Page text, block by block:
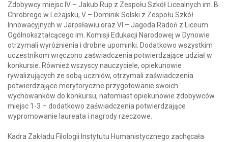
Zdobywcy miejsc IV – Jakub Rup z Zespołu Szkół Licealnych im. B.
Chrobrego w Leżajsku, V – Dominik Solski z Zespołu Szkół
Innowacyjnych w Jarosławiu oraz VI – Jagoda Radoń z Liceum
Ogólnokształcącego im. Komisji Edukacji Narodowej w Dynowie
otrzymali wyróżnienia i drobne upominki. Dodatkowo wszystkim
uczestnikom wręczono zaświadczenia potwierdzające udział w
konkursie. Również wszyscy nauczyciele, opiekunowie
rywalizujących ze sobą uczniów, otrzymali zaświadczenia
potwierdzające merytoryczne przygotowanie swoich
wychowanków do konkursu, natomiast opiekunowie zdobywców
miejsc 1-3 – dodatkowo zaświadczenia potwierdzające
wypromowanie laureata i nagrody rzeczowe.
Kadra Zakładu Filologii Instytutu Humanistycznego zachęcała